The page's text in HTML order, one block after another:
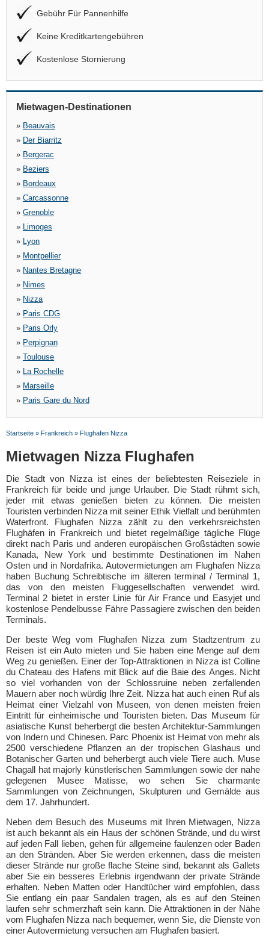
Gebühr Für Pannenhilfe
Keine Kreditkartengebühren
Kostenlose Stornierung
Mietwagen-Destinationen
» Beauvais
» Der Biarritz
» Bergerac
» Beziers
» Bordeaux
» Carcassonne
» Grenoble
» Limoges
» Lyon
» Montpellier
» Nantes Bretagne
» Nimes
» Nizza
» Paris CDG
» Paris Orly
» Perpignan
» Toulouse
» La Rochelle
» Marseille
» Paris Gare du Nord
Startseite » Frankreich » Flughafen Nizza
Mietwagen Nizza Flughafen
Die Stadt von Nizza ist eines der beliebtesten Reiseziele in
Frankreich für beide und junge Urlauber. Die Stadt rühmt sich,
jeder mit etwas genießen bieten zu können. Die meisten
Touristen verbinden Nizza mit seiner Ethik Vielfalt und berühmten
Waterfront. Flughafen Nizza zählt zu den verkehrsreichsten
Flughäfen in Frankreich und bietet regelmäßige tägliche Flüge
direkt nach Paris und anderen europäischen Großstädten sowie
Kanada, New York und bestimmte Destinationen im Nahen
Osten und in Nordafrika. Autovermietungen am Flughafen Nizza
haben Buchung Schreibtische im älteren terminal / Terminal 1,
das von den meisten Fluggesellschaften verwendet wird.
Terminal 2 bietet in erster Linie für Air France und Easyjet und
kostenlose Pendelbusse Fähre Passagiere zwischen den beiden
Terminals.
Der beste Weg vom Flughafen Nizza zum Stadtzentrum zu
Reisen ist ein Auto mieten und Sie haben eine Menge auf dem
Weg zu genießen. Einer der Top-Attraktionen in Nizza ist Colline
du Chateau des Hafens mit Blick auf die Baie des Anges. Nicht
so viel vorhanden von der Schlossruine neben zerfallenden
Mauern aber noch würdig Ihre Zeit. Nizza hat auch einen Ruf als
Heimat einer Vielzahl von Museen, von denen meisten freien
Eintritt für einheimische und Touristen bieten. Das Museum für
asiatische Kunst beherbergt die besten Architektur-Sammlungen
von Indern und Chinesen. Parc Phoenix ist Heimat von mehr als
2500 verschiedene Pflanzen an der tropischen Glashaus und
Botanischer Garten und beherbergt auch viele Tiere auch. Muse
Chagall hat majorly künstlerischen Sammlungen sowie der nahe
gelegenen Musee Matisse, wo sehen Sie charmante
Sammlungen von Zeichnungen, Skulpturen und Gemälde aus
dem 17. Jahrhundert.
Neben dem Besuch des Museums mit Ihren Mietwagen, Nizza
ist auch bekannt als ein Haus der schönen Strände, und du wirst
auf jeden Fall lieben, gehen für allgemeine faulenzen oder Baden
an den Stränden. Aber Sie werden erkennen, dass die meisten
dieser Strände nur große flache Steine sind, bekannt als Gallets
aber Sie ein besseres Erlebnis irgendwann der private Strände
erhalten. Neben Matten oder Handtücher wird empfohlen, dass
Sie entlang ein paar Sandalen tragen, als es auf den Steinen
laufen sehr schmerzhaft sein kann. Die Attraktionen in der Nähe
vom Flughafen Nizza nach bequemer, wenn Sie, die Dienste von
einer Autovermietung versuchen am Flughafen basiert.